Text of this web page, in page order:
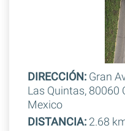
DIRECCIÓN:Gran
Las Quintas, 80060
Mexico
DISTANCIA:2.68